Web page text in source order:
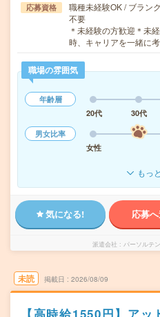
応募資格
職種未経験OK / ブラン
不要
＊未経験の方歓迎＊未
時、キャリアを一緒に
職場の雰囲気
年齢層
20代
30代
男女比率
女性
もっ
気になる! 応募
派遣会社 パーソルテ
未読 掲載日 2026/08/09
【高時給1550円】ア